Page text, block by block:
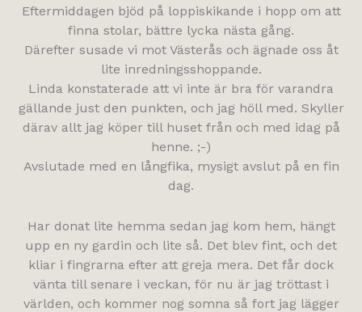
Eftermiddagen bjöd på loppiskikande i hopp om att
finna stolar, bättre lycka nästa gång.
Därefter susade vi mot Västerås och ägnade oss åt
lite inredningsshoppande.
Linda konstaterade att vi inte är bra för varandra
gällande just den punkten, och jag höll med. Skyller
därav allt jag köper till huset från och med idag på
henne. ;-)
Avslutade med en långfika, mysigt avslut på en fin
dag.
Har donat lite hemma sedan jag kom hem, hängt
upp en ny gardin och lite så. Det blev fint, och det
kliar i fingrarna efter att greja mera. Det får dock
vänta till senare i veckan, för nu är jag tröttast i
världen, och kommer nog somna så fort jag lägger